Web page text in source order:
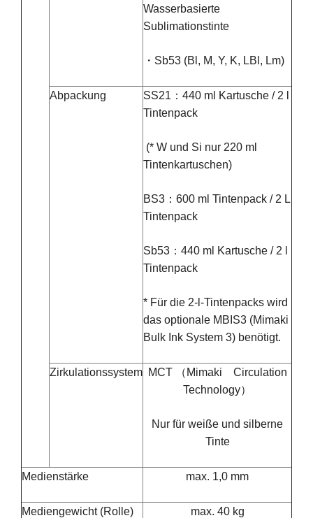
Wasserbasierte
Sublimationstinte
・Sb53 (Bl, M, Y, K, LBl, Lm)
Abpackung
SS21：440 ml Kartusche / 2 l
Tintenpack
(* W und Si nur 220 ml
Tintenkartuschen)
BS3：600 ml Tintenpack / 2 L
Tintenpack
Sb53：440 ml Kartusche / 2 l
Tintenpack
* Für die 2-l-Tintenpacks wird
das optionale MBIS3 (Mimaki
Bulk Ink System 3) benötigt.
Zirkulationssystem MCT （Mimaki Circulation
Technology）
Nur für weiße und silberne
Tinte
Medienstärke max. 1,0 mm
Mediengewicht (Rolle) max. 40 kg